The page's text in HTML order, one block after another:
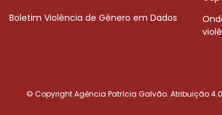
Boletim Violência de Gênero em Dados
© Copyright Agência Patrícia Galvão. Atribuição